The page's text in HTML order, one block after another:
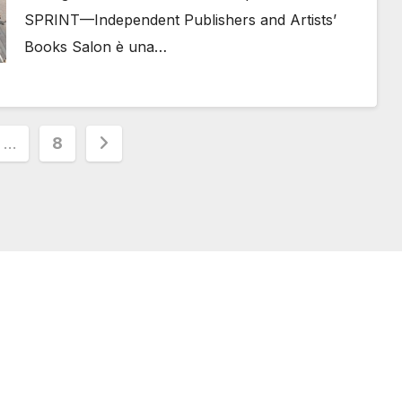
SPRINT—Independent Publishers and Artists’
Books Salon è una…
… 8